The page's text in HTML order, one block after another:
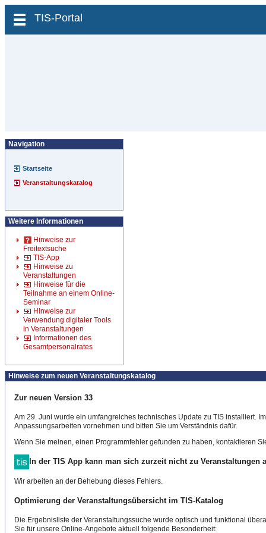
zum Inhalt wechseln
TIS-Portal
Navigation
Startseite
Veranstaltungskatalog
Weitere Informationen
Hinweise zur
Freitextsuche
TIS-App
Hinweise zu
Veranstaltungen
Hinweise für die
Teilnahme an einem Online-
Seminar
Hinweise zur
Verwendung digitaler Tools
in Veranstaltungen
Informationen des
Gesamtpersonalrates
Hinweise zum neuen Veranstaltungskatalog
Zur neuen Version 33
Am 29. Juni wurde ein umfangreiches technisches Update zu TIS installiert.
Anpassungsarbeiten vornehmen und bitten Sie um Verständnis dafür.
Wenn Sie meinen, einen Programmfehler gefunden zu haben, kontaktieren
In der TIS App kann man sich zurzeit nicht zu Veranstaltungen
Wir arbeiten an der Behebung dieses Fehlers.
Optimierung der Veranstaltungsübersicht im TIS-Katalog
Die Ergebnisliste der Veranstaltungssuche wurde optisch und funktional
Sie für unsere Online-Angebote aktuell folgende Besonderheit: